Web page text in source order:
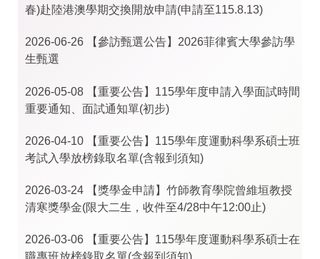
春)赴陸港澳學期交換開放申請(申請至115.8.13)
2026-06-26
【參訪甄選公告】2026菲律賓大學參訪學
生甄選
2026-05-08
【重要公告】115學年度申請入學面試時間
重要通知、面試通知單(初步)
2026-04-10
【重要公告】115學年度運動科學系碩士班
考試入學放榜錄取名單(含報到須知)
2026-03-24
【獎學金申請】竹師教育學院曾維垣教授
清寒獎學金(限大二生，收件至4/28中午12:00止)
2026-03-06
【重要公告】115學年度運動科學系碩士在